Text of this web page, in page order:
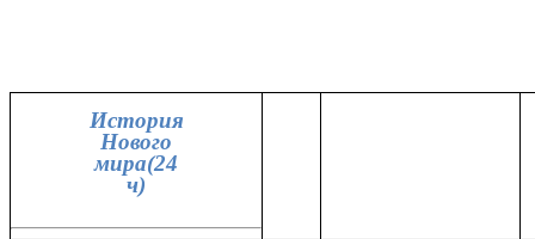
История
Нового
мира(24
ч)